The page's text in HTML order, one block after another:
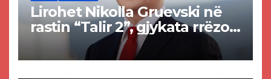
Lirohet Nikolla Gruevski në
rastin “Talir 2”, gjykata rrëzon
akuzat për ndërtimin e
paligjshëm të selisë së